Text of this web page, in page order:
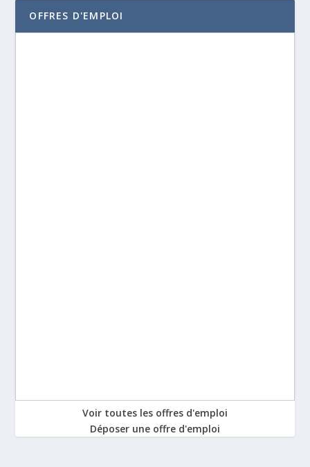
OFFRES D'EMPLOI
Voir toutes les offres d'emploi
Déposer une offre d'emploi